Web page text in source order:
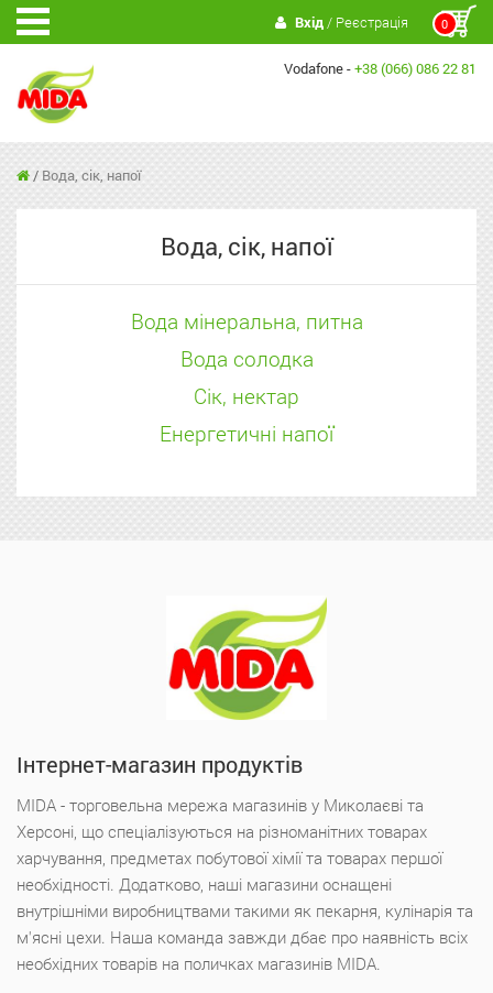
0
Вхід/ Реєстрація
Vodafone -+38 (066) 086 22 81
/ Вода, сік, напої
Вода, сік, напої
Вода мінеральна, питна
Вода солодка
Сік, нектар
Енергетичні напої
Інтернет-магазин продуктів
MIDA - торговельна мережа магазинів у Миколаєві та
Херсоні, що спеціалізуються на різноманітних товарах
харчування, предметах побутової хімії та товарах першої
необхідності. Додатково, наші магазини оснащені
внутрішніми виробництвами такими як пекарня, кулінарія та
м'ясні цехи. Наша команда завжди дбає про наявність всіх
необхідних товарів на поличках магазинів MIDA.